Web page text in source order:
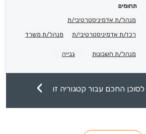
תחומים
מנהל/ת אדמיניסטרטיבי/ת
רכז/ת אדמיניסטרטיבי/ת מנהל/ת משרד
מנהל/ת חשבונות גבייה
החכם עבור קטגוריה זו